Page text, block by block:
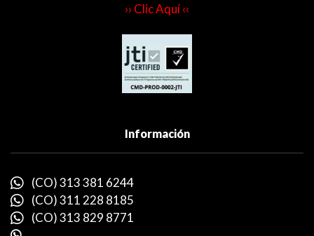
›› Clic Aquí ‹‹
Información
(CO) 313 381 6244
(CO) 311 228 8185
(CO) 313 829 8771